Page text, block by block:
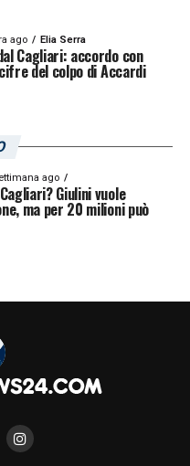
ago Elia Serra
Cagliari: accordo con
del colpo di Accardi
ago
Giulini vuole
ma per 20 milioni può